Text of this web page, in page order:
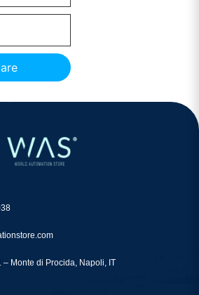
Monte di Procida, Napoli, IT